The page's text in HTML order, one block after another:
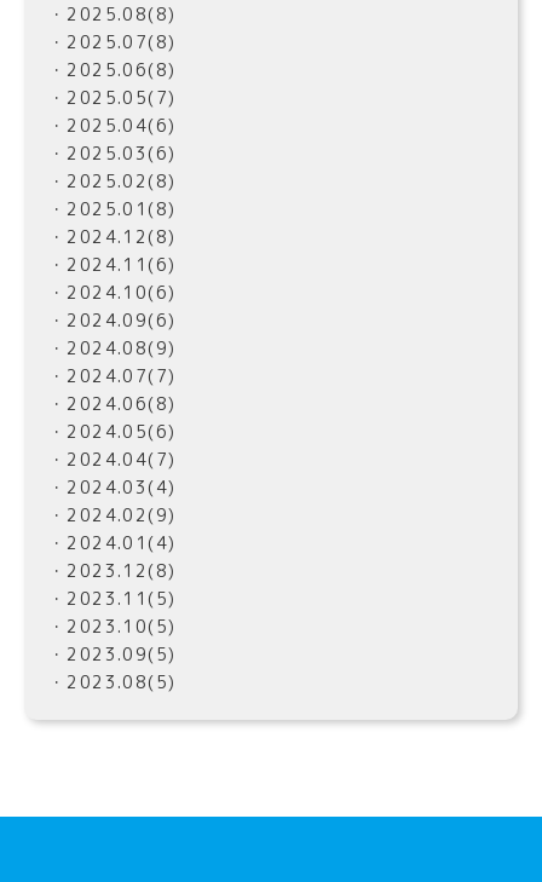
・2025.08(8)
・2025.07(8)
・2025.06(8)
・2025.05(7)
・2025.04(6)
・2025.03(6)
・2025.02(8)
・2025.01(8)
・2024.12(8)
・2024.11(6)
・2024.10(6)
・2024.09(6)
・2024.08(9)
・2024.07(7)
・2024.06(8)
・2024.05(6)
・2024.04(7)
・2024.03(4)
・2024.02(9)
・2024.01(4)
・2023.12(8)
・2023.11(5)
・2023.10(5)
・2023.09(5)
・2023.08(5)